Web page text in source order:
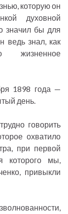
которую он
духовной
значил бы для
ведь знал, как
жизненное
1898 года —
день.
говорить
охватило
при первой
которого мы,
привыкли